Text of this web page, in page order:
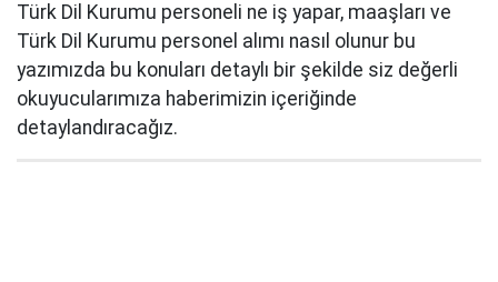
Türk Dil Kurumu personeli ne iş yapar, maaşları ve
Türk Dil Kurumu personel alımı nasıl olunur bu
yazımızda bu konuları detaylı bir şekilde siz değerli
okuyucularımıza haberimizin içeriğinde
detaylandıracağız.